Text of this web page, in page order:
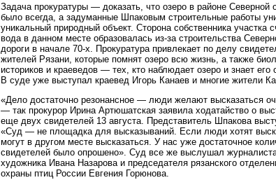
Задача прокуратуры — доказать, что озеро в районе Северной
было всегда, а задуманные Шпаковым строительные работы
уникальный природный объект. Сторона собственника участка
вода в данном месте образовалась из-за строительства
дороги в начале 70-х. Прокуратура привлекает по делу
жителей Рязани, которые помнят озеро всю жизнь, а также
историков и краеведов — тех, кто наблюдает озеро и знает его
В суде уже выступал краевед Игорь Канаев и многие жители
«Дело достаточно резонансное — люди желают высказаться
— так прокурор Ирина Артюшатская заявила ходатайство о
еще двух свидетелей 13 августа. Представитель Шпакова
«Суд — не площадка для высказываний. Если люди хотят
могут в другом месте высказаться. У нас уже достаточное
свидетелей было опрошено». Суд все же выслушал
художника Ивана Назарова и председателя рязанского
охраны птиц России Евгения Горюнова.